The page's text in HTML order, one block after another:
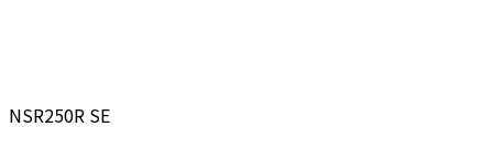
NSR250R SE